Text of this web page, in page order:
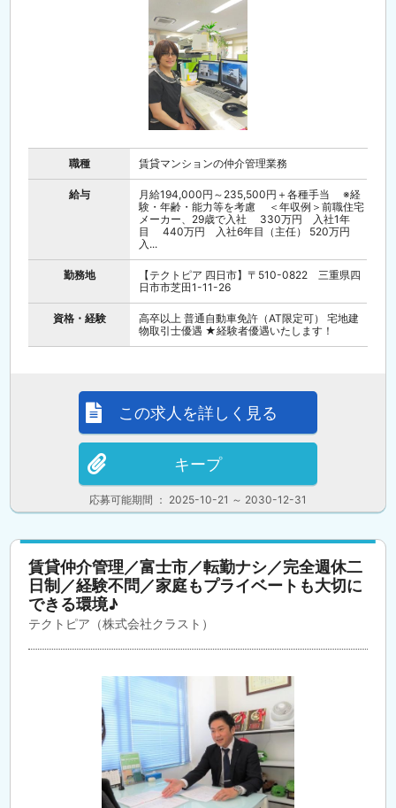
職種 賃貸マンションの仲介管理業務
給与
月給194,000円～235,500円＋各種手当 ※経
験・年齢・能力等を考慮 ＜年収例＞前職住宅
メーカー、29歳で入社 330万円 入社1年
目 440万円 入社6年目（主任） 520万円
入...
勤務地
【テクトピア 四日市】〒510-0822 三重県四
日市市芝田1-11-26
資格・経験
高卒以上 普通自動車免許（AT限定可） 宅地建
物取引士優遇 ★経験者優遇いたします！
応募可能期間 ： 2025-10-21 ～ 2030-12-31
この求人を詳しく見る
キープ
賃貸仲介管理／富士市／転勤ナシ／完全週休二
日制／経験不問／家庭もプライベートも大切に
できる環境♪
テクトピア（株式会社クラスト）